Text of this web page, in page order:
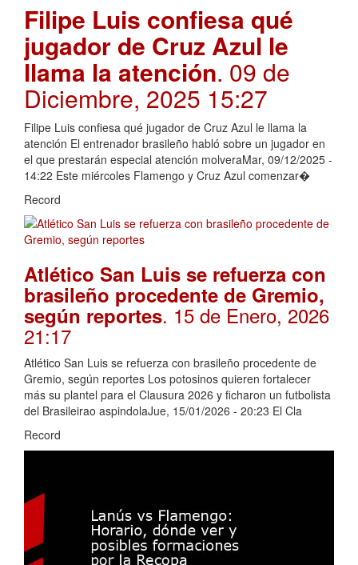
Filipe Luis confiesa qué
jugador de Cruz Azul le
llama la atención. 09 de
Diciembre, 2025 15:27
Filipe Luis confiesa qué jugador de Cruz Azul le llama la
atención El entrenador brasileño habló sobre un jugador en
el que prestarán especial atención molveraMar, 09/12/2025 -
14:22 Este miércoles Flamengo y Cruz Azul comenzar�
Record
Atlético San Luis se refuerza con
brasileño procedente de Gremio,
según reportes. 15 de Enero, 2026
21:17
Atlético San Luis se refuerza con brasileño procedente de
Gremio, según reportes Los potosinos quieren fortalecer
más su plantel para el Clausura 2026 y ficharon un futbolista
del Brasileirao aspindolaJue, 15/01/2026 - 20:23 El Cla
Record